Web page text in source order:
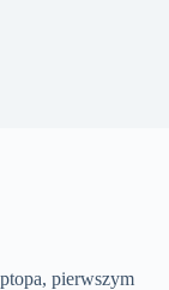
pierwszym